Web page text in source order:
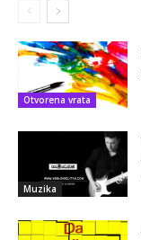
Otvorena vrata
Muzika